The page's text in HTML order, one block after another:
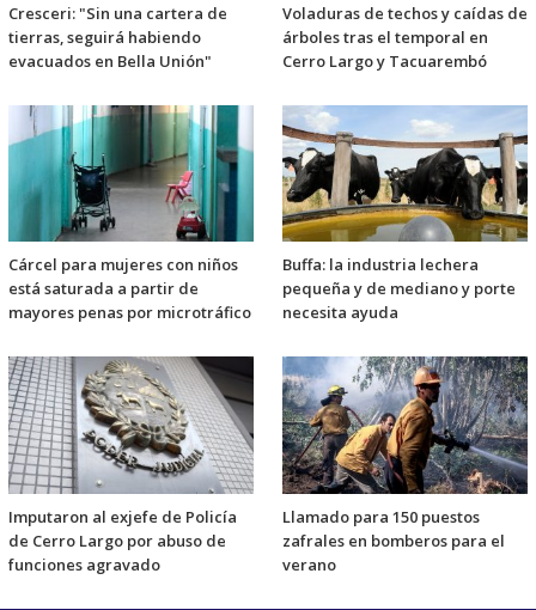
Cresceri: "Sin una cartera de
tierras, seguirá habiendo
evacuados en Bella Unión"
Voladuras de techos y caídas de
árboles tras el temporal en
Cerro Largo y Tacuarembó
Cárcel para mujeres con niños
está saturada a partir de
mayores penas por microtráfico
Buffa: la industria lechera
pequeña y de mediano y porte
necesita ayuda
Imputaron al exjefe de Policía
de Cerro Largo por abuso de
funciones agravado
Llamado para 150 puestos
zafrales en bomberos para el
verano